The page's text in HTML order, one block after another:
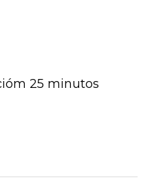
25 minutos